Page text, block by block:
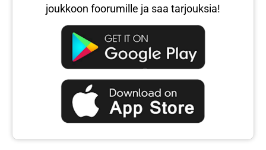
joukkoon foorumille ja saa tarjouksia!